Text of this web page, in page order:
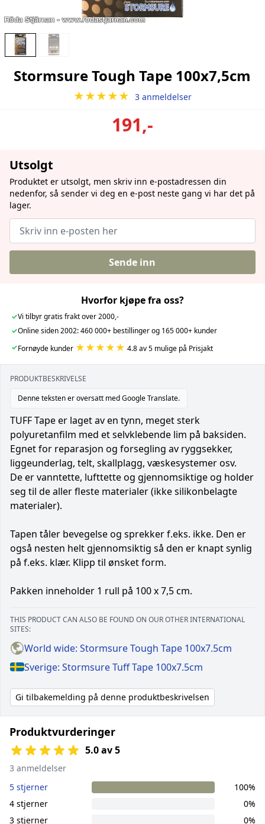
Stormsure Tough Tape 100x7,5cm
★★★★★ 3 anmeldelser
191,-
Utsolgt
Produktet er utsolgt, men skriv inn e-postadressen din
nedenfor, så sender vi deg en e-post neste gang vi har det på
lager.
Sende inn
Hvorfor kjøpe fra oss?
✓Vi tilbyr gratis frakt over 2000,-
✓Online siden 2002: 460 000+ bestillinger og 165 000+ kunder
✓Fornøyde kunder ★★★★★ 4.8 av 5 mulige på Prisjakt
PRODUKTBESKRIVELSE
Denne teksten er oversatt med Google Translate.
TUFF Tape er laget av en tynn, meget sterk
polyuretanfilm med et selvklebende lim på baksiden.
Egnet for reparasjon og forsegling av ryggsekker,
liggeunderlag, telt, skallplagg, væskesystemer osv.
De er vanntette, lufttette og gjennomsiktige og holder
seg til de aller fleste materialer (ikke silikonbelagte
materialer).
Tapen tåler bevegelse og sprekker f.eks. ikke. Den er
også nesten helt gjennomsiktig så den er knapt synlig
på f.eks. klær. Klipp til ønsket form.
Pakken inneholder 1 rull på 100 x 7,5 cm.
THIS PRODUCT CAN ALSO BE FOUND ON OUR OTHER INTERNATIONAL
SITES:
World wide: Stormsure Tough Tape 100x7.5cm
Sverige: Stormsure Tuff Tape 100x7.5cm
Gi tilbakemelding på denne produktbeskrivelsen
Produktvurderinger
5.0 av 5
3 anmeldelser
5 stjerner
100%
4 stjerner
0%
3 stjerner
0%